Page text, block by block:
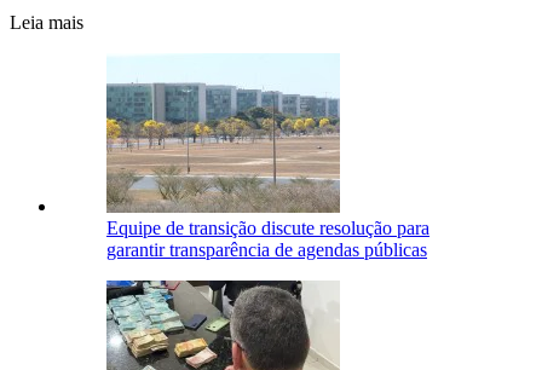
Leia mais
Equipe de transição discute resolução para
garantir transparência de agendas públicas